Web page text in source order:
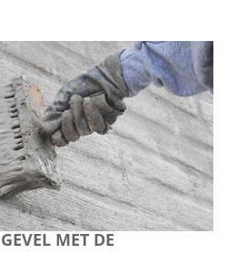
MET DE